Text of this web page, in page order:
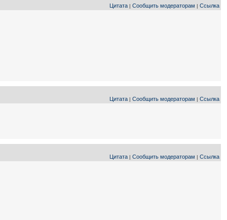
Цитата | Сообщить модераторам | Ссылка
Цитата | Сообщить модераторам | Ссылка
Цитата | Сообщить модераторам | Ссылка